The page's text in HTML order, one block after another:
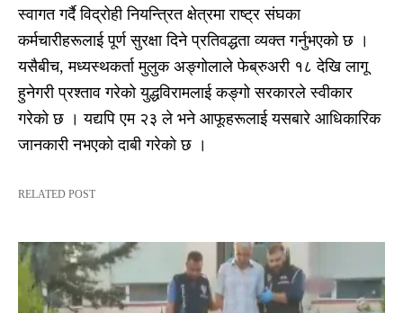
स्वागत गर्दै विद्रोही नियन्त्रित क्षेत्रमा राष्ट्र संघका
कर्मचारीहरूलाई पूर्ण सुरक्षा दिने प्रतिवद्धता व्यक्त गर्नुभएको छ ।
यसैबीच, मध्यस्थकर्ता मुलुक अङ्गोलाले फेब्रुअरी १८ देखि लागू
हुनेगरी प्रश्ताव गरेको युद्धविरामलाई कङ्गो सरकारले स्वीकार
गरेको छ । यद्यपि एम २३ ले भने आफूहरूलाई यसबारे आधिकारिक
जानकारी नभएको दाबी गरेको छ ।
RELATED POST